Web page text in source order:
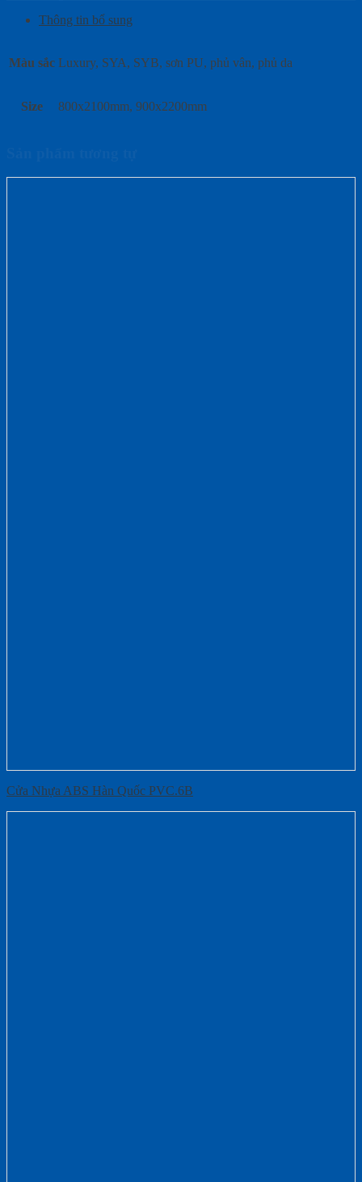
Thông tin bổ sung
Màu sắc Luxury, SYA, SYB, sơn PU, phủ vân, phủ da
Size 800x2100mm, 900x2200mm
Cửa Nhựa ABS Hàn Quốc PVC.6B